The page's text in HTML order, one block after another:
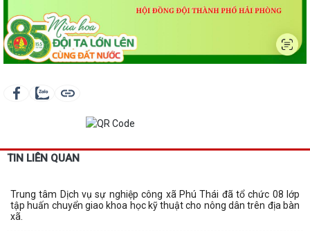
TIN LIÊN QUAN
Trung tâm Dịch vụ sự nghiệp công xã Phú Thái đã tổ chức 08 lớp
tập huấn chuyển giao khoa học kỹ thuật cho nông dân trên địa bàn
xã.